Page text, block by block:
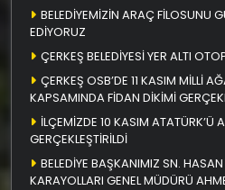
BELEDİYEMİZİN ARAÇ FİLOSUNU
EDİYORUZ
ÇERKEŞ BELEDİYESİ YER ALTI
ÇERKEŞ OSB’DE 11 KASIM MİLLİ
KAPSAMINDA FİDAN DİKİMİ
İLÇEMİZDE 10 KASIM ATATÜRK’Ü
GERÇEKLEŞTİRİLDİ
BELEDİYE BAŞKANIMIZ SN.
KARAYOLLARI GENEL MÜDÜRÜ